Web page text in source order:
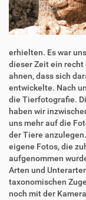
erhielten. Es war
dieser Zeit ein recht
ahnen, dass sich
entwickelte. Nach
die Tierfotografie.
haben wir
uns mehr auf die
der Tiere
eigene Fotos, die
aufgenommen
Arten und
taxonomischen
noch mit der